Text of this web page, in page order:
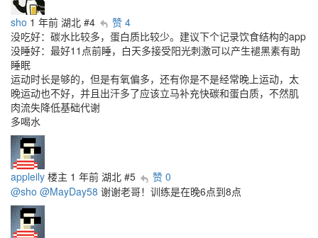
sho 1 年前 湖北 #4
赞 4
没吃好：碳水比较多，蛋白质比较少。建议下个记录饮食结构的app
没睡好：最好11点前睡，白天多接受阳光刺激可以产生褪黑素有助
睡眠
运动时长是够的，但是有氧偏多，还有你是不是经常晚上运动，太
晚运动也不好，并且出汗多了应该立马补充快碳和蛋白质，不然肌
肉流失降低基础代谢
多喝水
appleily 楼主 1 年前 湖北 #5
赞 0
@sho @MayDay58 谢谢老哥！训练是在晚6点到8点